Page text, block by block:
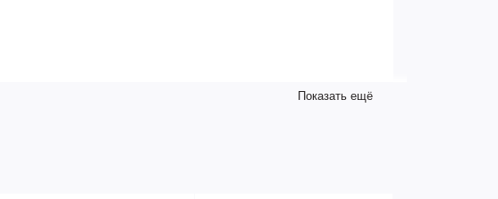
Показать ещё